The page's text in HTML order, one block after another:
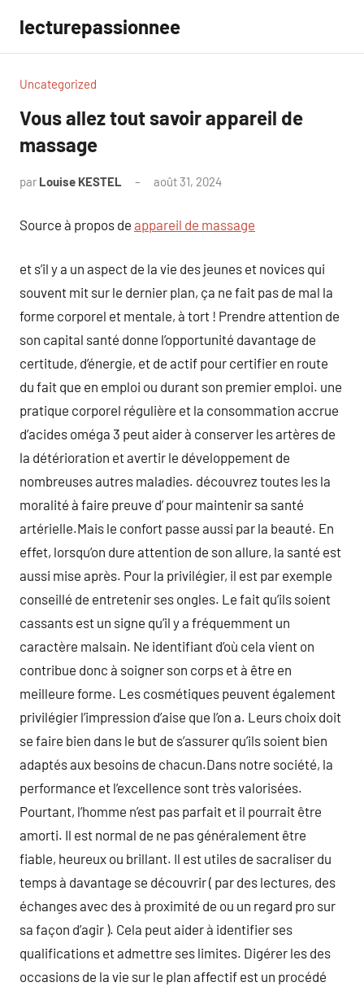
contenu
lecturepassionnee
Uncategorized
Vous allez tout savoir appareil de
massage
par Louise KESTEL août 31, 2024
Source à propos de appareil de massage
et s’il y a un aspect de la vie des jeunes et novices qui
souvent mit sur le dernier plan, ça ne fait pas de mal la
forme corporel et mentale, à tort ! Prendre attention de
son capital santé donne l’opportunité davantage de
certitude, d’énergie, et de actif pour certifier en route
du fait que en emploi ou durant son premier emploi. une
pratique corporel régulière et la consommation accrue
d’acides oméga 3 peut aider à conserver les artères de
la détérioration et avertir le développement de
nombreuses autres maladies. découvrez toutes les la
moralité à faire preuve d’ pour maintenir sa santé
artérielle.Mais le confort passe aussi par la beauté. En
effet, lorsqu’on dure attention de son allure, la santé est
aussi mise après. Pour la privilégier, il est par exemple
conseillé de entretenir ses ongles. Le fait qu’ils soient
cassants est un signe qu’il y a fréquemment un
caractère malsain. Ne identifiant d’où cela vient on
contribue donc à soigner son corps et à être en
meilleure forme. Les cosmétiques peuvent également
privilégier l’impression d’aise que l’on a. Leurs choix doit
se faire bien dans le but de s’assurer qu’ils soient bien
adaptés aux besoins de chacun.Dans notre société, la
performance et l’excellence sont très valorisées.
Pourtant, l’homme n’est pas parfait et il pourrait être
amorti. Il est normal de ne pas généralement être
fiable, heureux ou brillant. Il est utiles de sacraliser du
temps à davantage se découvrir ( par des lectures, des
échanges avec des à proximité de ou un regard pro sur
sa façon d’agir ). Cela peut aider à identifier ses
qualifications et admettre ses limites. Digérer les des
occasions de la vie sur le plan affectif est un procédé